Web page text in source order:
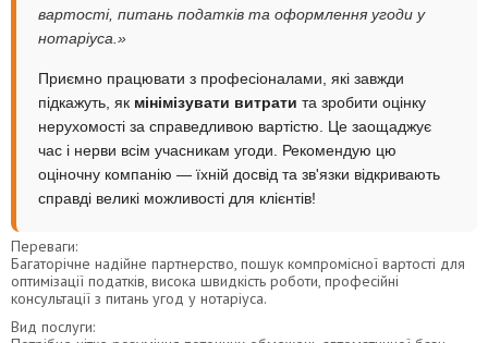
вартості, питань податків та оформлення угоди у
нотаріуса.»
Приємно працювати з професіоналами, які завжди
підкажуть, як мінімізувати витрати та зробити оцінку
нерухомості за справедливою вартістю. Це заощаджує
час і нерви всім учасникам угоди. Рекомендую цю
оціночну компанію — їхній досвід та зв'язки відкривають
справді великі можливості для клієнтів!
Переваги:
Багаторічне надійне партнерство, пошук компромісної вартості для
оптимізації податків, висока швидкість роботи, професійні
консультації з питань угод у нотаріуса.
Вид послуги: